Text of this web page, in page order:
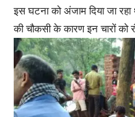
इस घटना को अंजाम दिया जा
की चौकसी के कारण इन चारों को